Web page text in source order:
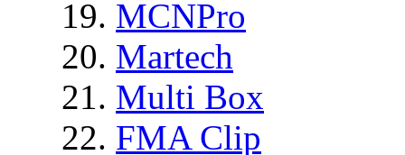
MCNPro
Martech
Multi Box
FMA Clip